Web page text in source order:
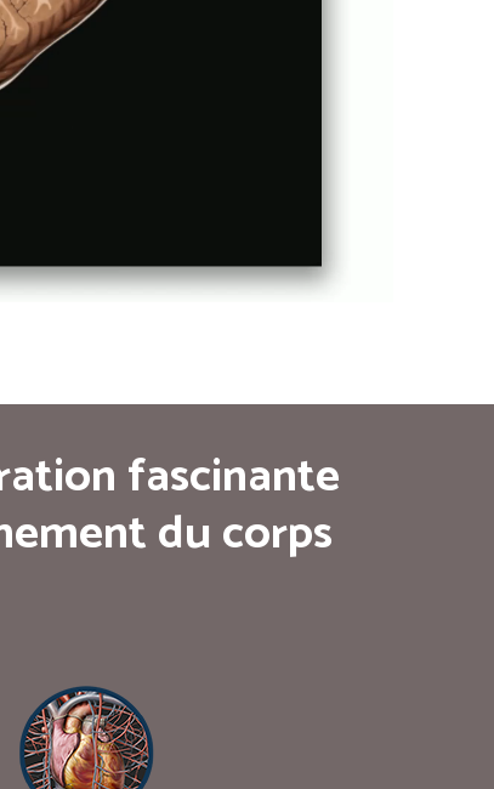
fascinante
du corps